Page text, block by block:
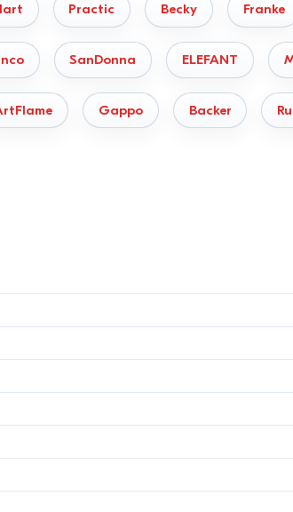
более частой чистки. Скругление R25
80% Кварц / 20% Смола
Поглощает звуки
Practic Becky Franke
SanDonna ELEFANT
Gappo Backer